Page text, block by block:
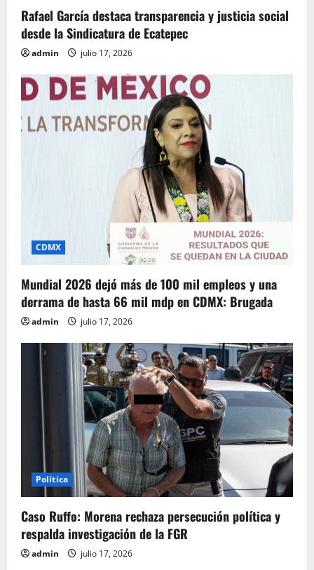
Rafael García destaca transparencia y justicia social
desde la Sindicatura de Ecatepec
admin julio 17, 2026
CDMX
Mundial 2026 dejó más de 100 mil empleos y una
derrama de hasta 66 mil mdp en CDMX: Brugada
admin julio 17, 2026
Política
Caso Ruffo: Morena rechaza persecución política y
respalda investigación de la FGR
admin julio 17, 2026